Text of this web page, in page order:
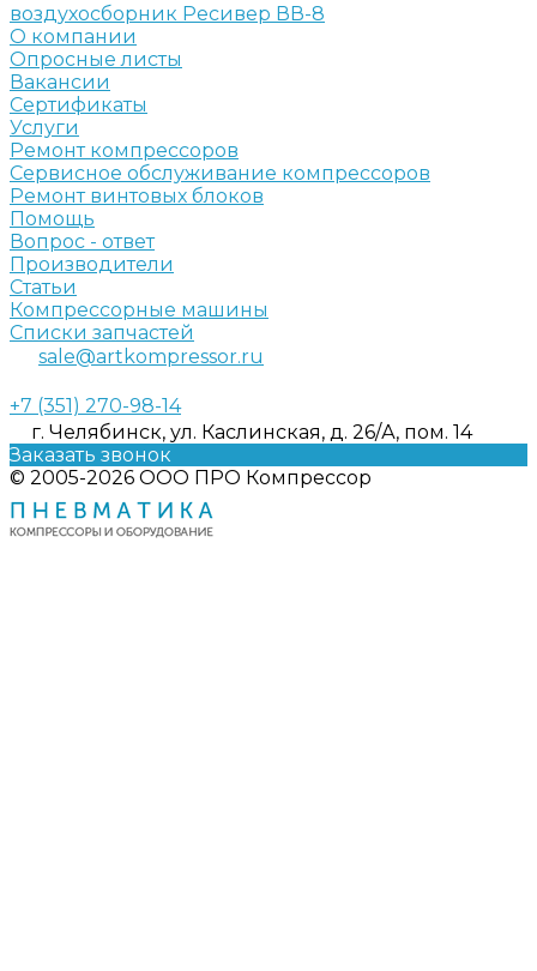
воздухосборник Ресивер ВВ-8
О компании
Опросные листы
Вакансии
Сертификаты
Услуги
Ремонт компрессоров
Сервисное обслуживание компрессоров
Ремонт винтовых блоков
Помощь
Вопрос - ответ
Производители
Статьи
Компрессорные машины
Списки запчастей
sale@artkompressor.ru
+7 (351) 270-98-14
г. Челябинск, ул. Каслинская, д. 26/А, пом. 14
Заказать звонок
© 2005-2026 ООО ПРО Компрессор